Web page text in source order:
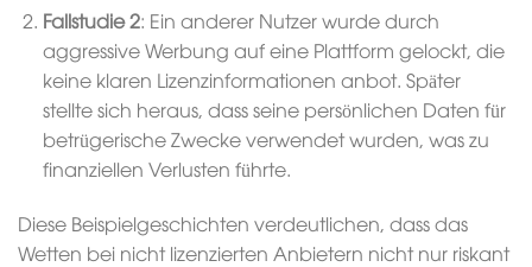
Fallstudie 2: Ein anderer Nutzer wurde durch
aggressive Werbung auf eine Plattform gelockt, die
keine klaren Lizenzinformationen anbot. Später
stellte sich heraus, dass seine persönlichen Daten für
betrügerische Zwecke verwendet wurden, was zu
finanziellen Verlusten führte.
Diese Beispielgeschichten verdeutlichen, dass das
Wetten bei nicht lizenzierten Anbietern nicht nur riskant